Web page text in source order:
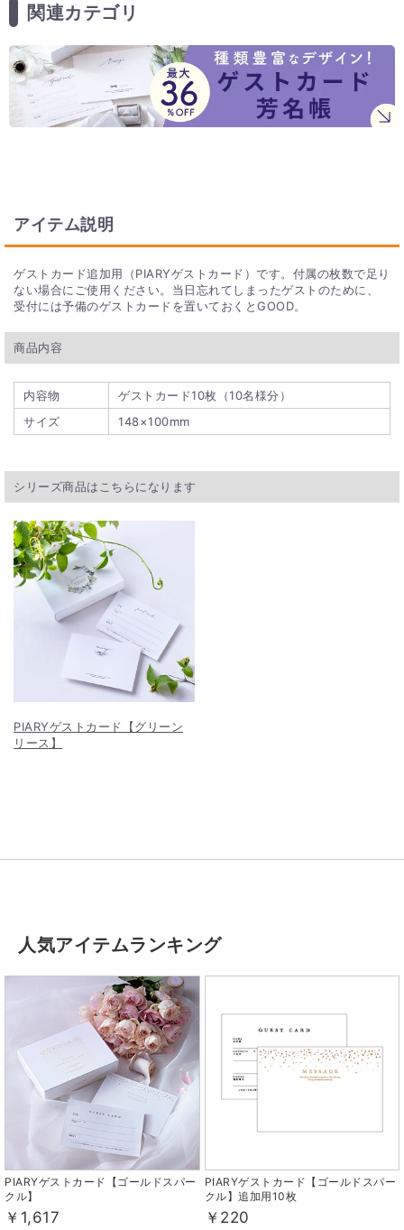
関連カテゴリ
アイテム説明
ゲストカード追加用（PIARYゲストカード）です。付属の枚数で足り
ない場合にご使用ください。当日忘れてしまったゲストのために、
受付には予備のゲストカードを置いておくとGOOD。
商品内容
内容物
ゲストカード10枚（10名様分）
サイズ
148×100mm
シリーズ商品はこちらになります
PIARYゲストカード【グリーン
リース】
人気アイテムランキング
PIARYゲストカード【ゴールドスパー
クル】
￥1,617
PIARYゲストカード【ゴールドスパー
クル】追加用10枚
￥220